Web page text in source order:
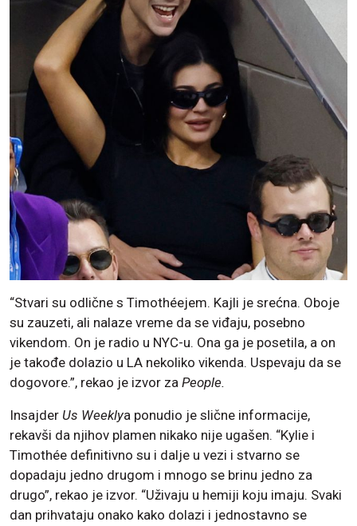
“Stvari su odlične s Timothéejem. Kajli je srećna. Oboje
su zauzeti, ali nalaze vreme da se viđaju, posebno
vikendom. On je radio u NYC-u. Ona ga je posetila, a on
je takođe dolazio u LA nekoliko vikenda. Uspevaju da se
dogovore.”, rekao je izvor za People.
Insajder Us Weeklya ponudio je slične informacije,
rekavši da njihov plamen nikako nije ugašen. “Kylie i
Timothée definitivno su i dalje u vezi i stvarno se
dopadaju jedno drugom i mnogo se brinu jedno za
drugo”, rekao je izvor. “Uživaju u hemiji koju imaju. Svaki
dan prihvataju onako kako dolazi i jednostavno se